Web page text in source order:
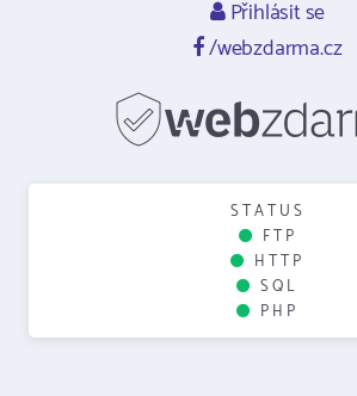
Přihlásit se
/webzdarma.cz
STATUS
FTP
HTTP
SQL
PHP